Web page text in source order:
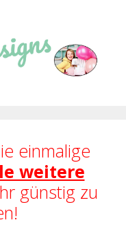
einmalige
weitere
günstig zu